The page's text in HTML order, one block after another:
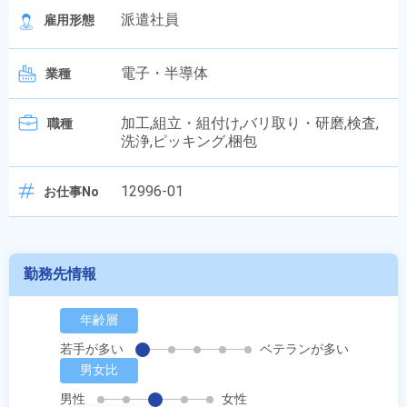
雇用形態 派遣社員
業種 電子・半導体
職種
加工,組立・組付け,バリ取り・研磨,検査,
洗浄,ピッキング,梱包
お仕事No 12996-01
勤務先情報
年齢層
若手が多い
ベテランが多い
男女比
男性
女性